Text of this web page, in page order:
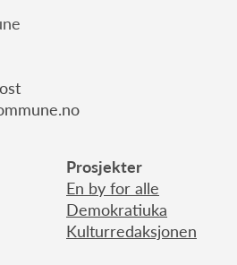
Prosjekter
En by for alle
Demokratiuka
Kulturredaksjonen